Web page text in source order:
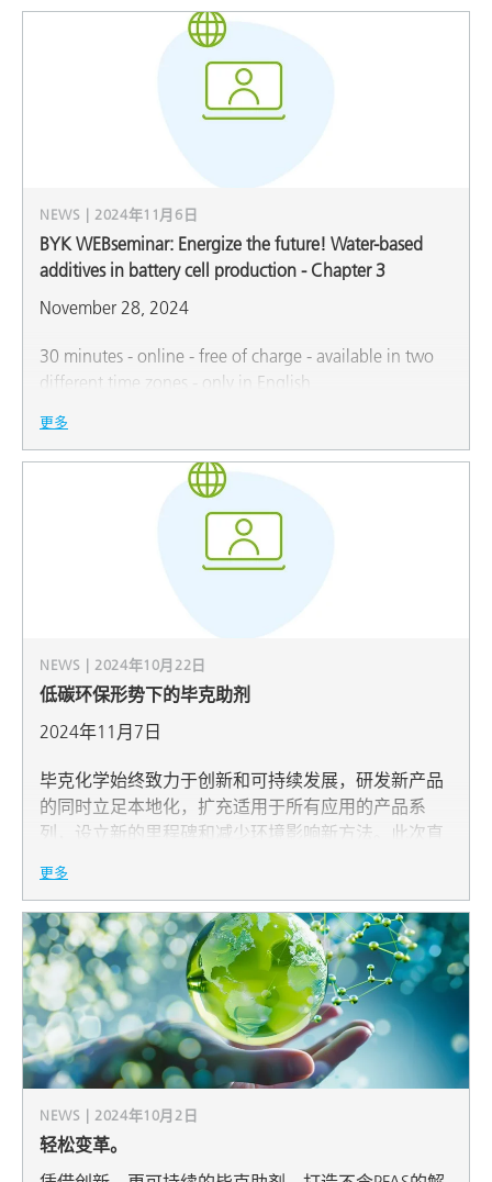
NEWS | 2024年11月6日
BYK WEBseminar: Energize the future! Water-based
additives in battery cell production - Chapter 3
November 28, 2024
30 minutes - online - free of charge - available in two
different time zones - only in English
更多
NEWS | 2024年10月22日
低碳环保形势下的毕克助剂
2024年11月7日
毕克化学始终致力于创新和可持续发展，研发新产品
的同时立足本地化，扩充适用于所有应用的产品系
列，设立新的里程碑和减少环境影响新方法。此次直
例，为客户提供创新思维，差异化问题解决方案。此
外，毕克化学将在2025年底停止供应含PFAS的助剂，
随即全新不含PFAS产品将亮相本次研讨会，第一时间
向客户提供可替代选择。
更多
NEWS | 2024年10月2日
轻松变革。